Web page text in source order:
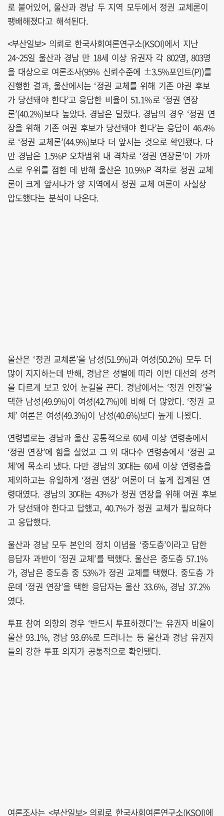
로 붙어있어, 울산과 경남 두 지역 모두에서 정권 교체론이
팽배해졌다고 해석된다.
<부산일보> 의뢰로 한국사회여론연구소(KSOI)에서 지난
24~25일 울산과 경남 만 18세 이상 유권자 각 802명, 803명
을 대상으로 여론조사(95% 신뢰수준에 ±3.5%포인트(P))를
진행한 결과, 울산에서는 ‘정권 교체를 위해 기존 야권 후보
가 당선돼야 한다’고 응답한 비율이 51.1%로 ‘정권 연장
론’(40.2%)보다 높았다. 경남은 달랐다. 경남의 경우 ‘정권 연
장을 위해 기존 여권 후보가 당선돼야 한다’는 응답이 46.4%
로 ‘정권 교체론’(44.9%)보다 더 앞서는 것으로 확인됐다. 다
만 경남은 1.5%P 오차범위 내 격차로 ‘정권 연장론’이 가까
스로 우위를 점한 데 반해 울산은 10.9%P 격차로 정권 교체
론이 크게 앞서나가 양 지역에서 정권 교체 여론이 사실상
압도했다는 분석이 나온다.
울산은 ‘정권 교체론’을 남성(51.9%)과 여성(50.2%) 모두 더
많이 지지하는데 반해, 경남은 성별에 따라 이번 대선의 성격
을 다르게 보고 있어 눈길을 끈다. 경남에서는 ‘정권 연장’을
택한 남성(49.9%)이 여성(42.7%)에 비해 더 많았다. ‘정권 교
체’ 여론은 여성(49.3%)이 남성(40.6%)보다 높게 나왔다.
연령별로는 경남과 울산 공통적으로 60세 이상 연령층에서
‘정권 연장’에 힘을 실었고 그 외 대다수 연령층에서 ‘정권 교
체’에 목소리 냈다. 다만 경남의 30대는 60세 이상 연령층을
제외하고는 유일하게 ‘정권 연장’ 여론이 더 높게 집계된 연
령대였다. 경남의 30대는 43%가 정권 연장을 위해 여권 후보
가 당선돼야 한다고 답했고, 40.7%가 정권 교체가 필요하다
고 응답했다.
울산과 경남 모두 본인의 정치 이념을 ‘중도층’이라고 답한
응답자 과반이 ‘정권 교체’를 택했다. 울산은 중도층 57.1%
가, 경남은 중도층 중 53%가 정권 교체를 택했다. 중도층 가
운데 ‘정권 연장’을 택한 응답자는 울산 33.6%, 경남 37.2%
였다.
투표 참여 의향의 경우 ‘반드시 투표하겠다’는 유권자 비율이
울산 93.1%, 경남 93.6%로 드러나는 등 울산과 경남 유권자
들의 강한 투표 의지가 공통적으로 확인됐다.
여론조사는 <부산일보> 의뢰로 한국사회여론연구소(KSOI)에